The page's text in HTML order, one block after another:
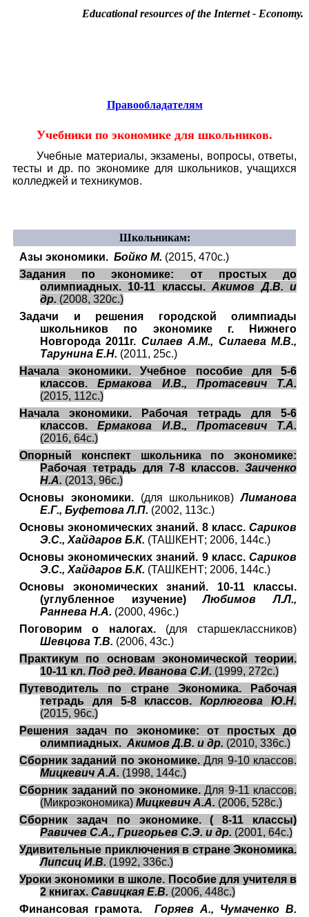
Educational resources of the Internet- Economy.
Правообладателям
Учебники по экономике для школьников.
Учебные материалы, экзамены, вопросы, ответы,
тесты и др. по экономике для школьников, учащихся
колледжей и техникумов.
Школьникам:
Азы экономики. Бойко М. (2015, 470с.)
Задания по экономике: от простых до
олимпиадных. 10-11 классы.Акимов Д.В. и
др. (2008, 320с.)
Задачи и решения городской олимпиады
школьников по экономике г. Нижнего
Новгорода 2011г. Силаев А.М., Силаева М.В.,
Тарунина Е.Н. (2011, 25с.)
Начала экономики. Учебное пособие для 5-6
классов.Ермакова И.В., Протасевич Т.А.
(2015, 112с.)
Начала экономики. Рабочая тетрадь для 5-6
классов.Ермакова И.В., Протасевич Т.А.
(2016, 64с.)
Опорный конспект школьника по экономике:
Рабочая тетрадь для 7-8 классов. Заиченко
Н.А. (2013, 96с.)
Основы экономики.(для школьников)Лиманова
Е.Г., Буфетова Л.П. (2002, 113с.)
Основы экономических знаний. 8 класс. Сариков
Э.С., Хайдаров Б.К. (ТАШКЕНТ; 2006, 144с.)
Основы экономических знаний. 9 класс. Сариков
Э.С., Хайдаров Б.К. (ТАШКЕНТ; 2006, 144с.)
Основы экономических знаний. 10-11 классы.
(углубленное изучение)Любимов Л.Л.,
Раннева Н.А. (2000, 496с.)
Поговорим о налогах.(для старшеклассников)
Шевцова Т.В. (2006, 43с.)
Практикум по основам экономической теории.
10-11 кл. Под ред. Иванова С.И. (1999, 272с.)
Путеводитель по стране Экономика. Рабочая
тетрадь для 5-8 классов.Корлюгова Ю.Н.
(2015, 96с.)
Решения задач по экономике: от простых до
олимпиадных. Акимов Д.В. и др. (2010, 336с.)
Сборник заданий по экономике.Для 9-10 классов.
Мицкевич А.А. (1998, 144с.)
Сборник заданий по экономике.Для 9-11 классов.
(Микроэкономика) Мицкевич А.А. (2006, 528с.)
Сборник задач по экономике. ( 8-11 классы)
Равичев С.А., Григорьев С.Э. и др. (2001, 64с.)
Удивительные приключения в стране Экономика.
Липсиц И.В. (1992, 336с.)
Уроки экономики в школе. Пособие для учителя в
2 книгах. Савицкая Е.В. (2006, 448с.)
Финансовая грамота. Горяев А., Чумаченко В.